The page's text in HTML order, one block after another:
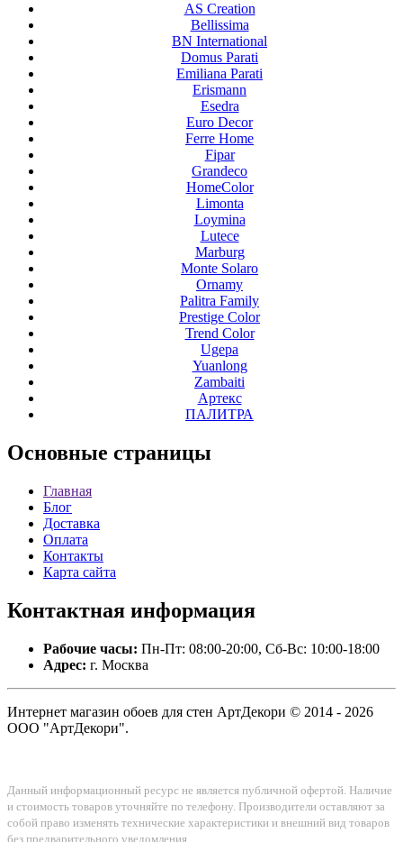
AS Creation
Bellissima
BN International
Domus Parati
Emiliana Parati
Erismann
Esedra
Euro Decor
Ferre Home
Fipar
Grandeco
HomeColor
Limonta
Loymina
Lutece
Marburg
Monte Solaro
Ornamy
Palitra Family
Prestige Color
Trend Color
Ugepa
Yuanlong
Zambaiti
Артекс
ПАЛИТРА
Основные страницы
Главная
Блог
Доставка
Оплата
Контакты
Карта сайта
Контактная информация
Рабочие часы: Пн-Пт: 08:00-20:00, Сб-Вс: 10:00-18:00
Адрес: г. Москва
Интернет магазин обоев для стен АртДекори © 2014 - 2026
ООО "АртДекори".
Данный информационный ресурс не является публичной офертой. Наличие
и стоимость товаров уточняйте по телефону. Производители оставляют за
собой право изменять технические характеристики и внешний вид товаров
без предварительного уведомления.